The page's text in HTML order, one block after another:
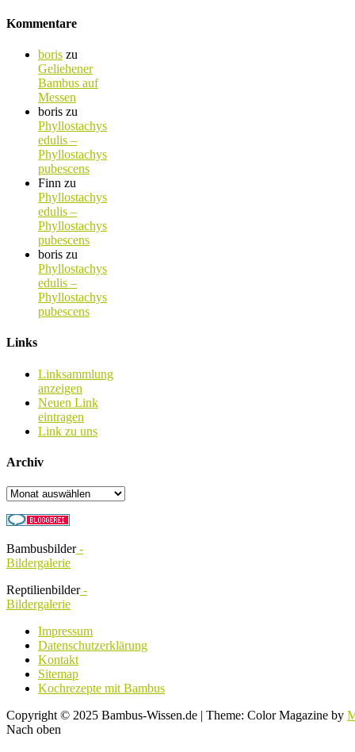
Kommentare
boris zu
Geliehener
Bambus auf
Messen
boris zu
Phyllostachys
edulis –
Phyllostachys
pubescens
Finn zu
Phyllostachys
edulis –
Phyllostachys
pubescens
boris zu
Phyllostachys
edulis –
Phyllostachys
pubescens
Links
Linksammlung
anzeigen
Neuen Link
eintragen
Link zu uns
Archiv
Archiv
Bambusbilder-
Bildergalerie
Reptilienbilder-
Bildergalerie
Impressum
Datenschutzerklärung
Kontakt
Sitemap
Kochrezepte mit Bambus
Copyright © 2025 Bambus-Wissen.de | Theme: Color Magazine by
Nach oben